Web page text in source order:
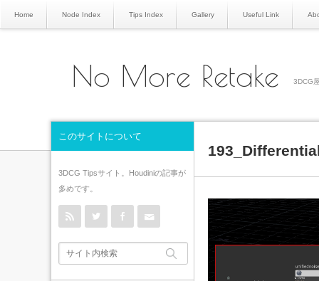
Home Node Index Tips Index Gallery Useful Link
No More Retake 3DCG
このサイトについて
3DCG Tipsサイト。Houdiniの記事が
多めです。
rss Twitter Facebook